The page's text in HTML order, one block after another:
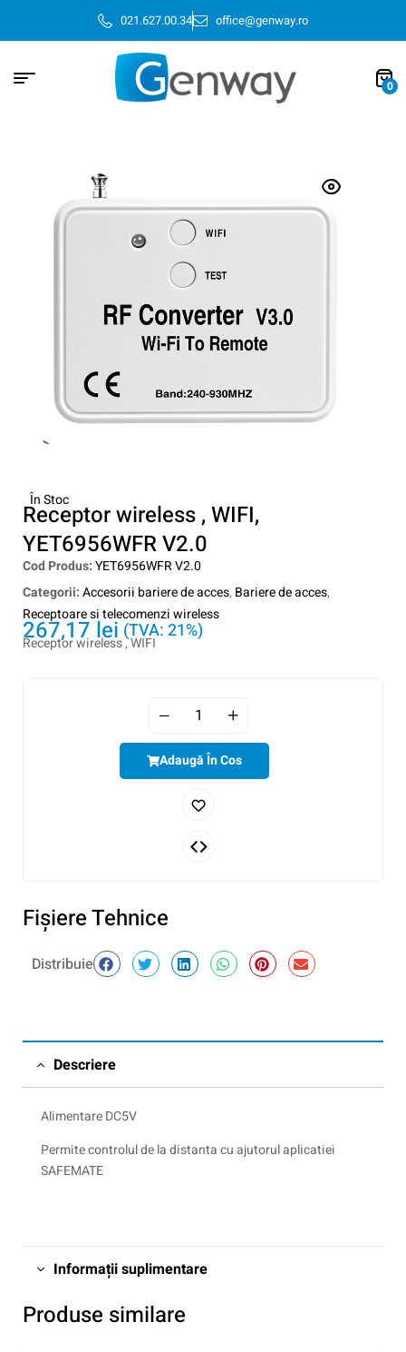
021.627.00.34 office@genway.ro
0
În Stoc
Receptor wireless , WIFI,
YET6956WFR V2.0
Cod Produs:YET6956WFR V2.0
Categorii:Accesorii bariere de acces, Bariere de acces,
Receptoare si telecomenzi wireless
267,17 lei (TVA: 21%)
Receptor wireless , WIFI
Adaugă În Cos
Fişiere Tehnice
Distribuie
Descriere
Alimentare DC5V
Permite controlul de la distanta cu ajutorul aplicatiei
SAFEMATE
Informații suplimentare
Produse similare